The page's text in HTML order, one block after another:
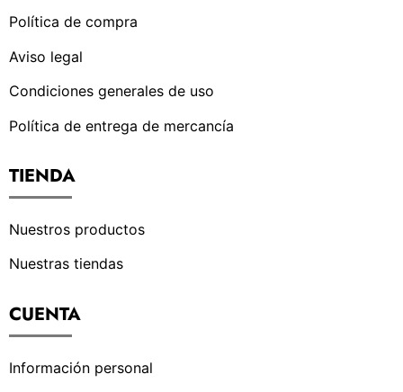
Política de compra
Aviso legal
Condiciones generales de uso
Política de entrega de mercancía
TIENDA
Nuestros productos
Nuestras tiendas
CUENTA
Información personal